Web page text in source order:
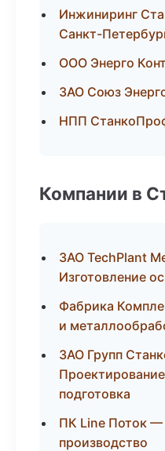
Инжиниринг
Санкт-
ООО Энерго
ЗАО Союз
НПП
Компании в
ЗАО TechPlant
Изготовление
Фабрика
и
ЗАО Групп
подготовка
ПК Line Поток —
производство